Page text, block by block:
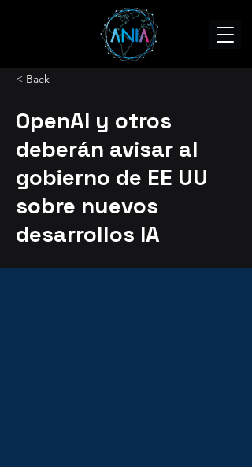
< Back
OpenAI y otros
deberán avisar al
gobierno de EE UU
sobre nuevos
desarrollos IA